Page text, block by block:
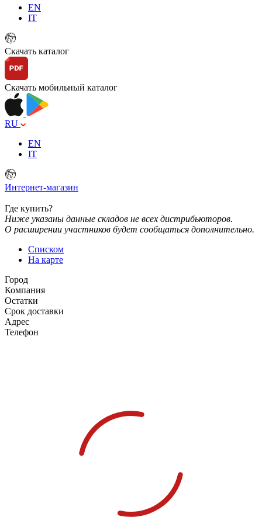
EN
IT
Скачать каталог
Скачать мобильный каталог
RU
EN
IT
Интернет-магазин
Где купить?
Ниже указаны данные складов не всех дистрибьюторов.
О расширении участников будет сообщаться дополнительно.
Списком
На карте
Город
Компания
Остатки
Срок доставки
Адрес
Телефон